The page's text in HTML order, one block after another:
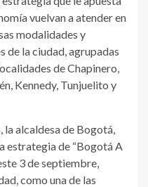
vuelvan a atender en
modalidades y
de la ciudad, agrupadas
de Chapinero,
Kennedy, Tunjuelito y
la alcaldesa de Bogotá,
estrategia de “Bogotá A
3 de septiembre,
como una de las